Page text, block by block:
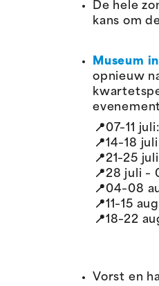
De hele
kans om
Museum
opnieuw
📍07–11
📍14–18
📍21–25
📍28 juli –
📍04–08
📍11–15
📍18–22
Vorst en